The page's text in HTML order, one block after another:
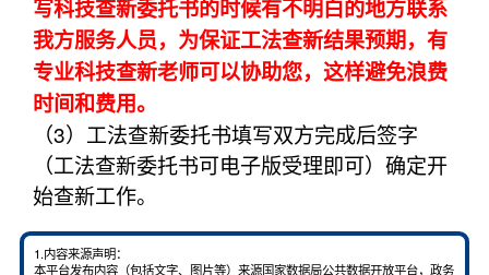
写科技查新委托书的时候有不明白的地方联系
我方服务人员，为保证工法查新结果预期，有
专业科技查新老师可以协助您，这样避免浪费
时间和费用。
（3）工法查新委托书填写双方完成后签字
（工法查新委托书可电子版受理即可）确定开
始查新工作。
1.内容来源声明：
本平台发布内容（包括文字、图片等）来源国家数据局公共数据开放平台，政务